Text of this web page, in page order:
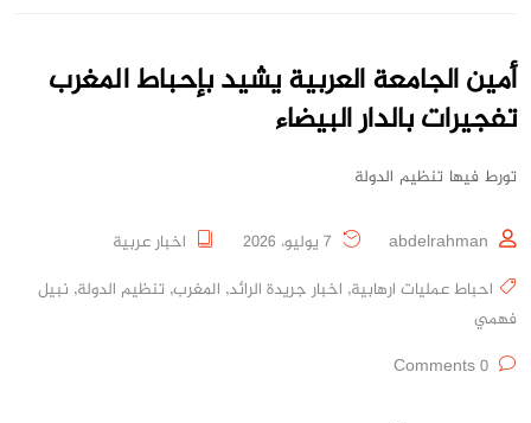
أمين الجامعة العربية يشيد بإحباط المغرب
تفجيرات بالدار البيضاء
تورط فيها تنظيم الدولة
abdelrahman
اخبار عربية
احباط عمليات ارهابية, اخبار جريدة الرائد, المغرب, تنظيم الدولة, نبيل
فهمي